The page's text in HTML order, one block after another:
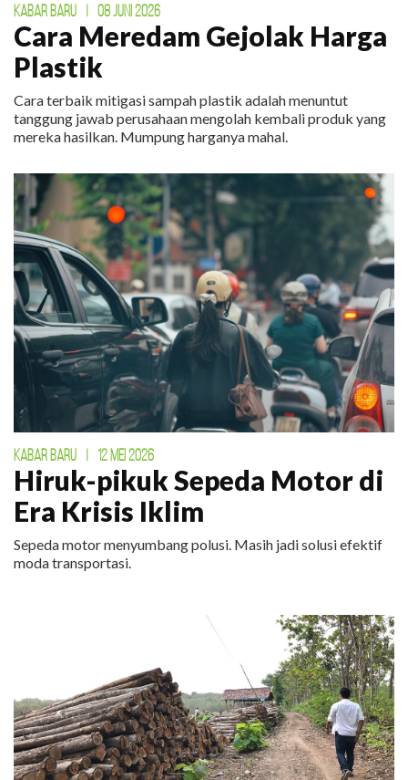
KABAR BARU | 08 JUNI 2026
Cara Meredam Gejolak Harga
Plastik
Cara terbaik mitigasi sampah plastik adalah menuntut
tanggung jawab perusahaan mengolah kembali produk yang
mereka hasilkan. Mumpung harganya mahal.
KABAR BARU | 12 MEI 2026
Hiruk-pikuk Sepeda Motor di
Era Krisis Iklim
Sepeda motor menyumbang polusi. Masih jadi solusi efektif
moda transportasi.